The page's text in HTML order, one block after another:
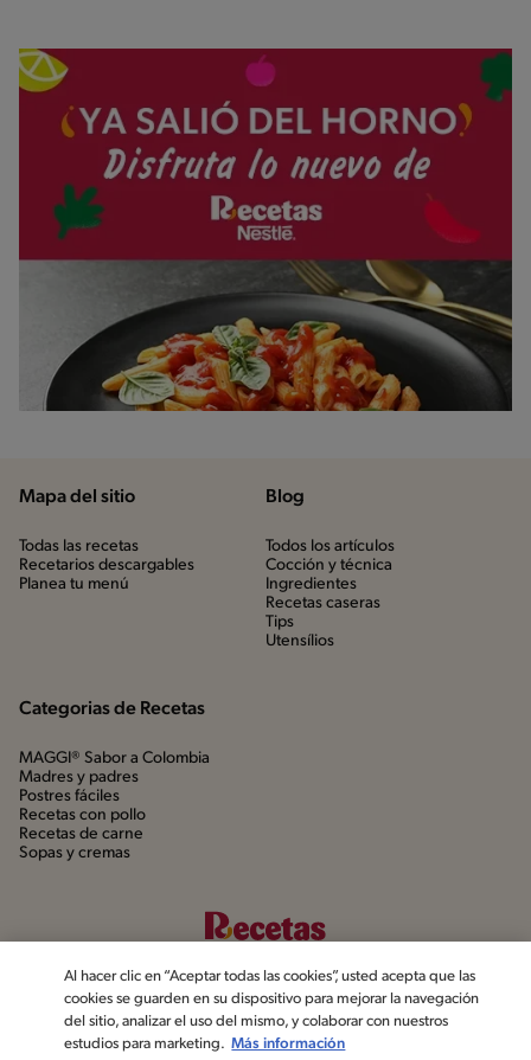
Mapa del sitio
Todas las recetas
Recetarios descargables
Planea tu menú
Blog
Todos los artículos
Cocción y técnica
Ingredientes
Recetas caseras
Tips
Utensílios
Categorias de Recetas
MAGGI® Sabor a Colombia
Madres y padres
Postres fáciles
Recetas con pollo
Recetas de carne
Sopas y cremas
Al hacer clic en “Aceptar todas las cookies”, usted acepta que las
cookies se guarden en su dispositivo para mejorar la navegación
del sitio, analizar el uso del mismo, y colaborar con nuestros
estudios para marketing. Más información